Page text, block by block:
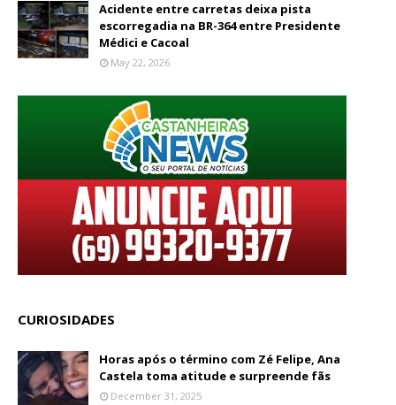
Acidente entre carretas deixa pista
escorregadia na BR-364 entre Presidente
Médici e Cacoal
May 22, 2026
CURIOSIDADES
Horas após o término com Zé Felipe, Ana
Castela toma atitude e surpreende fãs
December 31, 2025